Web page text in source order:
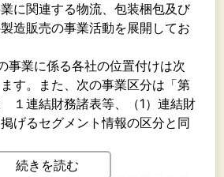
続きを読む
に関連する物流、包装梱包及び
造販売の事業活動を展開してお
事業に係る各社の位置付けは次
す。また、次の事業区分は「第
連結財務諸表等、（1）連結財
げるセグメント情報の区分と同